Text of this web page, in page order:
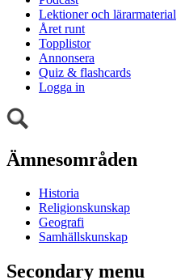
Lektioner och lärarmaterial
Året runt
Topplistor
Annonsera
Quiz & flashcards
Logga in
Ämnesområden
Historia
Religionskunskap
Geografi
Samhällskunskap
Secondary menu